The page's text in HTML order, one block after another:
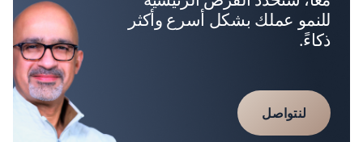
للنمو عملك بشكل أسرع وأكثر
ذكاءً.
لنتواصل